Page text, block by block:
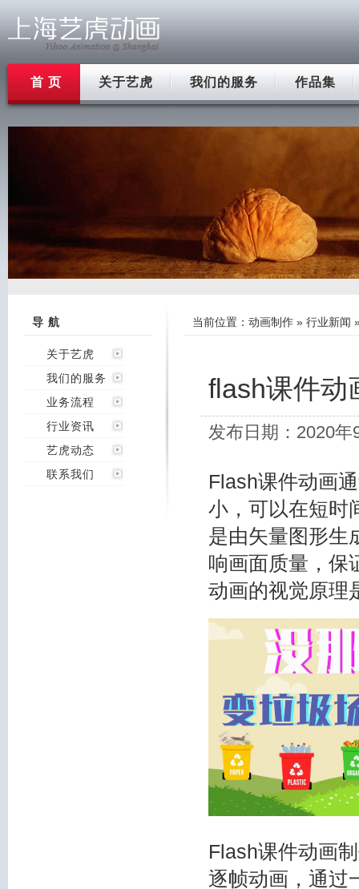
首 页 关于艺虎 我们的服务 作品集
导 航
关于艺虎
我们的服务
业务流程
行业资讯
艺虎动态
联系我们
当前位置： 动画制作 » 行业新闻
flash课件动
发布日期：2020
Flash课件动画
小，可以在短时
是由矢量图形生
响画面质量，保
动画的视觉原理
Flash课件动画
逐帧动画，通过